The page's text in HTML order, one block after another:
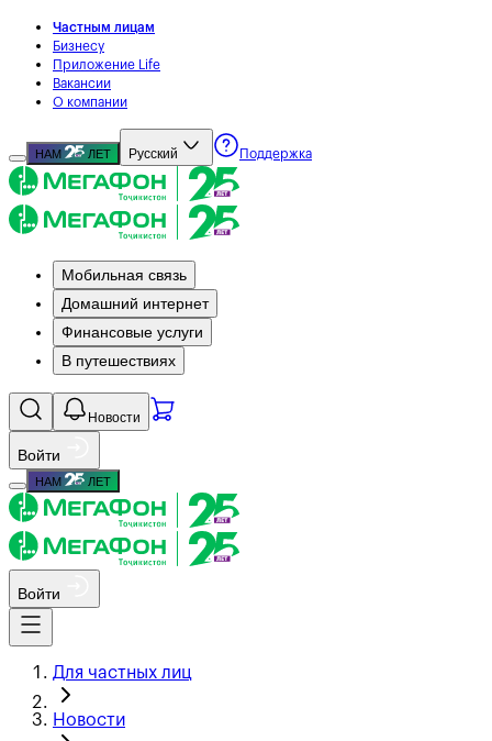
Частным лицам
Бизнесу
Приложение Life
Вакансии
О компании
НАМ ЛЕТ Русский Поддержка
Мобильная связь
Домашний интернет
Финансовые услуги
В путешествиях
Новости
Войти
НАМ ЛЕТ
Войти
Для частных лиц
Новости